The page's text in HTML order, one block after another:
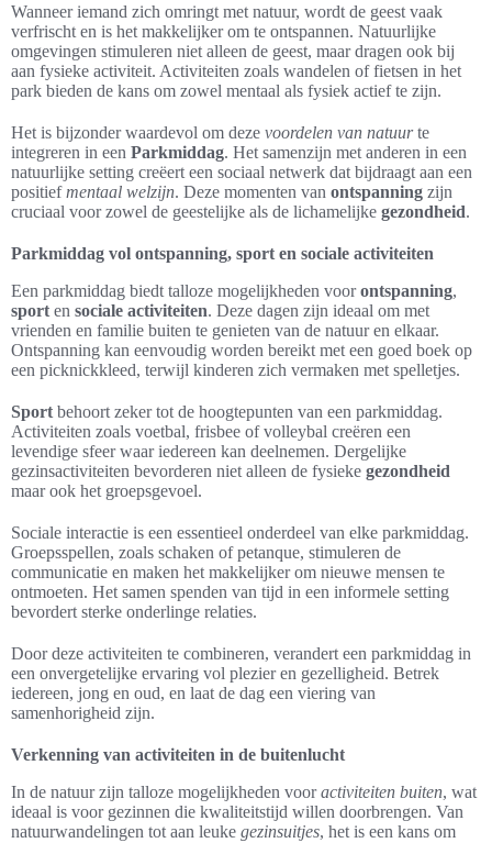
Wanneer iemand zich omringt met natuur, wordt de geest vaak
verfrischt en is het makkelijker om te ontspannen. Natuurlijke
omgevingen stimuleren niet alleen de geest, maar dragen ook bij
aan fysieke activiteit. Activiteiten zoals wandelen of fietsen in het
park bieden de kans om zowel mentaal als fysiek actief te zijn.
Het is bijzonder waardevol om deze voordelen van natuurte
integreren in een Parkmiddag. Het samenzijn met anderen in een
natuurlijke setting creëert een sociaal netwerk dat bijdraagt aan een
positiefmentaal welzijn. Deze momenten van ontspanning zijn
cruciaal voor zowel de geestelijke als de lichamelijke gezondheid.
Parkmiddag vol ontspanning, sport en sociale activiteiten
Een parkmiddag biedt talloze mogelijkheden voorontspanning,
sport en sociale activiteiten. Deze dagen zijn ideaal om met
vrienden en familie buiten te genieten van de natuur en elkaar.
Ontspanning kan eenvoudig worden bereikt met een goed boek op
een picknickkleed, terwijl kinderen zich vermaken met spelletjes.
Sport behoort zeker tot de hoogtepunten van een parkmiddag.
Activiteiten zoals voetbal, frisbee of volleybal creëren een
levendige sfeer waar iedereen kan deelnemen. Dergelijke
gezinsactiviteiten bevorderen niet alleen de fysieke gezondheid
maar ook het groepsgevoel.
Sociale interactie is een essentieel onderdeel van elke parkmiddag.
Groepsspellen, zoals schaken of petanque, stimuleren de
communicatie en maken het makkelijker om nieuwe mensen te
ontmoeten. Het samen spenden van tijd in een informele setting
bevordert sterke onderlinge relaties.
Door deze activiteiten te combineren, verandert een parkmiddag in
een onvergetelijke ervaring vol plezier en gezelligheid. Betrek
iedereen, jong en oud, en laat de dag een viering van
samenhorigheid zijn.
Verkenning van activiteiten in de buitenlucht
In de natuur zijn talloze mogelijkheden vooractiviteiten buiten, wat
ideaal is voor gezinnen die kwaliteitstijd willen doorbrengen. Van
natuurwandelingen tot aan leuke gezinsuitjes, het is een kans om